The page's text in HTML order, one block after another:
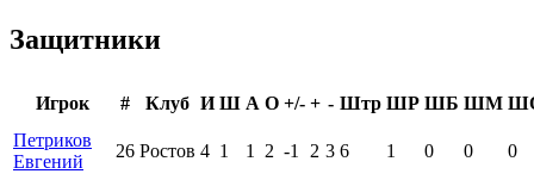
Защитники
Игрок # Клуб И Ш А О +/- + - Штр ШР ШБ ШМ
Петриков
Евгений
26 Ростов 4 1 1 2 -1 2 3 6 1 0 0
0